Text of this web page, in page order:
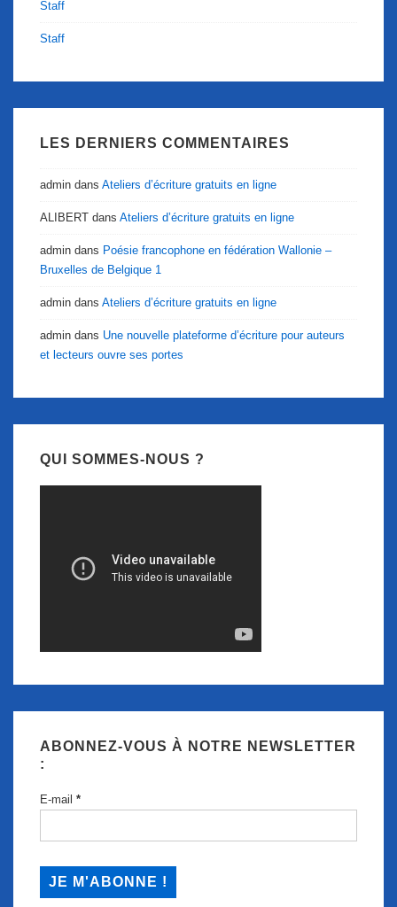
Staff
Staff
LES DERNIERS COMMENTAIRES
admin dans Ateliers d’écriture gratuits en ligne
ALIBERT dans Ateliers d’écriture gratuits en ligne
admin dans Poésie francophone en fédération Wallonie –
Bruxelles de Belgique 1
admin dans Ateliers d’écriture gratuits en ligne
admin dans Une nouvelle plateforme d’écriture pour auteurs
et lecteurs ouvre ses portes
QUI SOMMES-NOUS ?
ABONNEZ-VOUS À NOTRE NEWSLETTER
:
E-mail *